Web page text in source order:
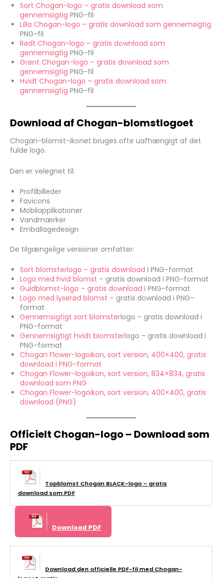
Sort Chogan-logo – gratis download som
gennemsigtig PNG-fil
Lilla Chogan-logo – gratis download som gennemsigtig
PNG-fil
Rødt Chogan-logo – gratis download som
gennemsigtig PNG-fil
Grønt Chogan-logo – gratis download som
gennemsigtig PNG-fil
Hvidt Chogan-logo – gratis download som
gennemsigtig PNG-fil
Download af Chogan-blomstlogoet
Chogan-blomst-ikonet bruges ofte uafhængigt af det
fulde logo.
Den er velegnet til:
Profilbilleder
Favicons
Mobilapplikationer
Vandmærker
Emballagedesign
De tilgængelige versioner omfatter:
Sort blomsterlogo – gratis download i PNG-format
Logo med hvid blomst – gratis download i PNG-format
Guldblomst-logo – gratis download i PNG-format
Logo med lyserød blomst – gratis download i PNG-
format
Gennemsigtigt sort blomsterlogo – gratis download i
PNG-format
Gennemsigtigt hvidt blomsterlogo – gratis download i
PNG-format
Chogan Flower-logoikon, sort version, 400×400, gratis
download i PNG-format
Chogan Flower-logoikon, sort version, 834×834, gratis
download som PNG
Chogan Flower-logoikon, sort version, 400×400, gratis
download (PNG)
Officielt Chogan-logo – Download som
PDF
Topblomst Chogan BLACK-logo – gratis
download som PDF
Download PDF
Download den officielle PDF-fil med Chogan-